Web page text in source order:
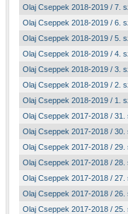
Olaj Cseppek 2018-2019 / 7.
Olaj Cseppek 2018-2019 / 6.
Olaj Cseppek 2018-2019 / 5.
Olaj Cseppek 2018-2019 / 4.
Olaj Cseppek 2018-2019 / 3.
Olaj Cseppek 2018-2019 / 2.
Olaj Cseppek 2018-2019 / 1.
Olaj Cseppek 2017-2018 / 31.
Olaj Cseppek 2017-2018 / 30.
Olaj Cseppek 2017-2018 / 29.
Olaj Cseppek 2017-2018 / 28.
Olaj Cseppek 2017-2018 / 27.
Olaj Cseppek 2017-2018 / 26.
Olaj Cseppek 2017-2018 / 25.